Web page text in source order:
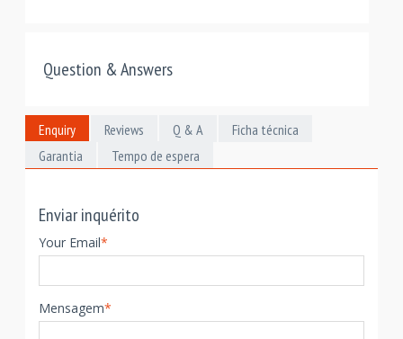
Question & Answers
Enquiry Reviews Q & A
Ficha técnica
Garantia
Tempo de espera
Enviar inquérito
Your Email*
Mensagem*